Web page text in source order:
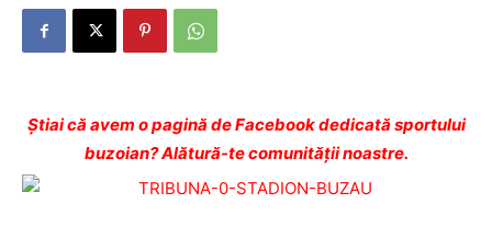
Ştiai că avem o pagină de Facebook dedicată sportului
buzoian? Alătură-te comunității noastre.